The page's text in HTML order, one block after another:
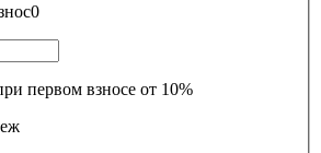
взнос0
первом взносе от 10%